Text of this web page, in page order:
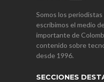
Somos los
escribimos el medio
importante de
contenido sobre
desde 1996.
SECCIONES